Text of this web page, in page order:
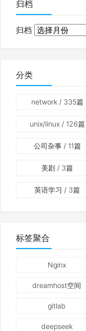
归档
归档
分类
network/ 335篇
unix/linux/ 126篇
公司杂事/ 11篇
美剧 / 3篇
英语学习 / 3篇
标签聚合
Nginx
dreamhost空间
gitlab
deepseek